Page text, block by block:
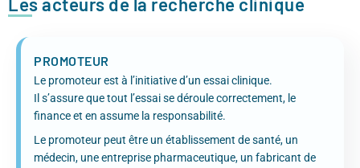
Les acteurs de la recherche clinique
PROMOTEUR
Le promoteur est à l’initiative d’un essai clinique.
Il s’assure que tout l’essai se déroule correctement, le
finance et en assume la responsabilité.
Le promoteur peut être un établissement de santé, un
médecin, une entreprise pharmaceutique, un fabricant de